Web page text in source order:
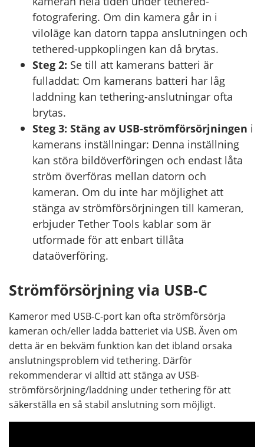
fotografering. Om din kamera går in i
viloläge kan datorn tappa anslutningen och
tethered-uppkoplingen kan då brytas.
Steg 2: Se till att kamerans batteri är
fulladdat: Om kamerans batteri har låg
laddning kan tethering-anslutningar ofta
brytas.
Steg 3: Stäng av USB-strömförsörjningen i
kamerans inställningar: Denna inställning
kan störa bildöverföringen och endast låta
ström överföras mellan datorn och
kameran. Om du inte har möjlighet att
stänga av strömförsörjningen till kameran,
erbjuder Tether Tools kablar som är
utformade för att enbart tillåta
dataöverföring.
Strömförsörjning via USB-C
Kameror med USB-C-port kan ofta strömförsörja
kameran och/eller ladda batteriet via USB. Även om
detta är en bekväm funktion kan det ibland orsaka
anslutningsproblem vid tethering. Därför
rekommenderar vi alltid att stänga av USB-
strömförsörjning/laddning under tethering för att
säkerställa en så stabil anslutning som möjligt.